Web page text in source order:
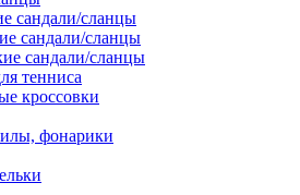
сандали/сланцы
сандали/сланцы
сандали/сланцы
тенниса
кроссовки
фонарики